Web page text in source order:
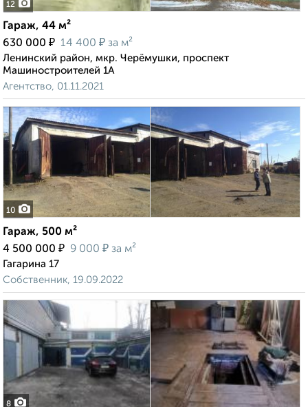
12
Гараж, 44 м²
630 000 ₽ 14 400 ₽ за м²
Ленинский район, мкр. Черёмушки, проспект
Машиностроителей 1А
Агентство, 01.11.2021
10
Гараж, 500 м²
4 500 000 ₽ 9 000 ₽ за м²
Гагарина 17
Собственник, 19.09.2022
8